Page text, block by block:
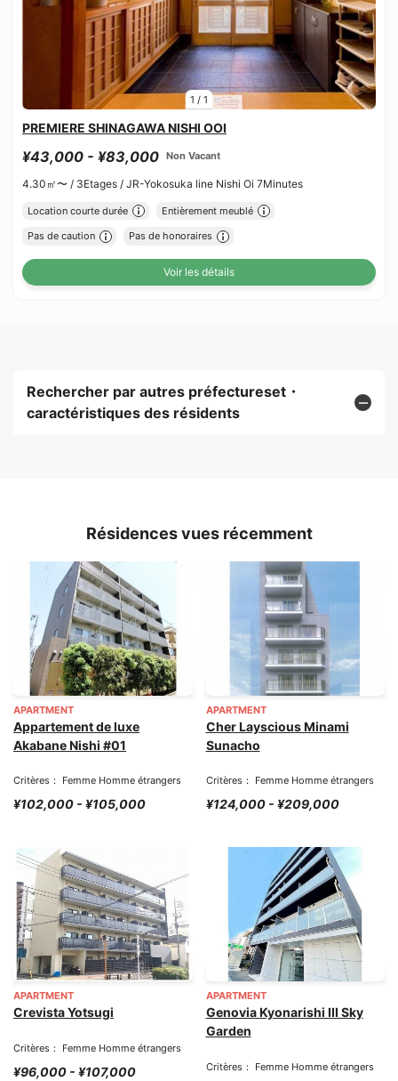
1 / 1
PREMIERE SHINAGAWA NISHI OOI
¥43,000 - ¥83,000 Non Vacant
4.30㎡〜 / 3Etages / JR-Yokosuka line Nishi Oi 7Minutes
Location courte durée Entièrement meublé
Pas de caution Pas de honoraires
Voir les détails
Rechercher par autres préfectureset・
caractéristiques des résidents
Résidences vues récemment
APARTMENT
Appartement de luxe
Akabane Nishi #01
Critères： Femme Homme étrangers
¥102,000 - ¥105,000
APARTMENT
Cher Layscious Minami
Sunacho
Critères： Femme Homme étrangers
¥124,000 - ¥209,000
APARTMENT
Crevista Yotsugi
Critères： Femme Homme étrangers
¥96,000 - ¥107,000
APARTMENT
Genovia Kyonarishi III Sky
Garden
Critères： Femme Homme étrangers